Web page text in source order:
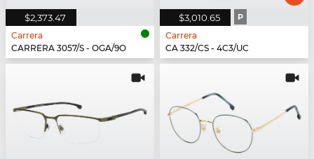
$2,373.47
Carrera
CARRERA 3057/S - OGA/9O
$3,010.65 P
Carrera
CA 332/CS - 4C3/UC